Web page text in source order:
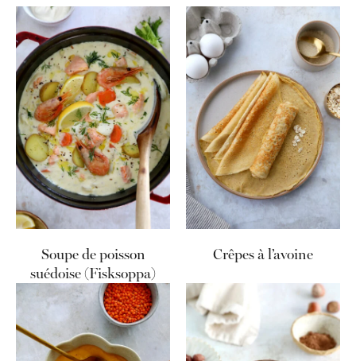
Soupe de poisson
suédoise (Fisksoppa)
Crêpes à l’avoine